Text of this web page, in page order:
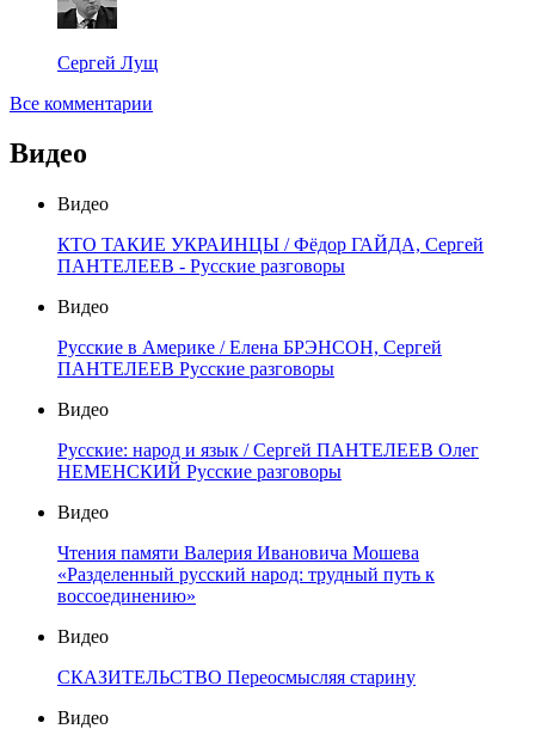
Сергей Лущ
Все комментарии
Видео
Видео
КТО ТАКИЕ УКРАИНЦЫ / Фёдор ГАЙДА, Сергей
ПАНТЕЛЕЕВ - Русские разговоры
Видео
Русские в Америке / Елена БРЭНСОН, Сергей
ПАНТЕЛЕЕВ Русские разговоры
Видео
Русские: народ и язык / Сергей ПАНТЕЛЕЕВ Олег
НЕМЕНСКИЙ Русские разговоры
Видео
Чтения памяти Валерия Ивановича Мошева
«Разделенный русский народ: трудный путь к
воссоединению»
Видео
СКАЗИТЕЛЬСТВО Переосмысляя старину
Видео